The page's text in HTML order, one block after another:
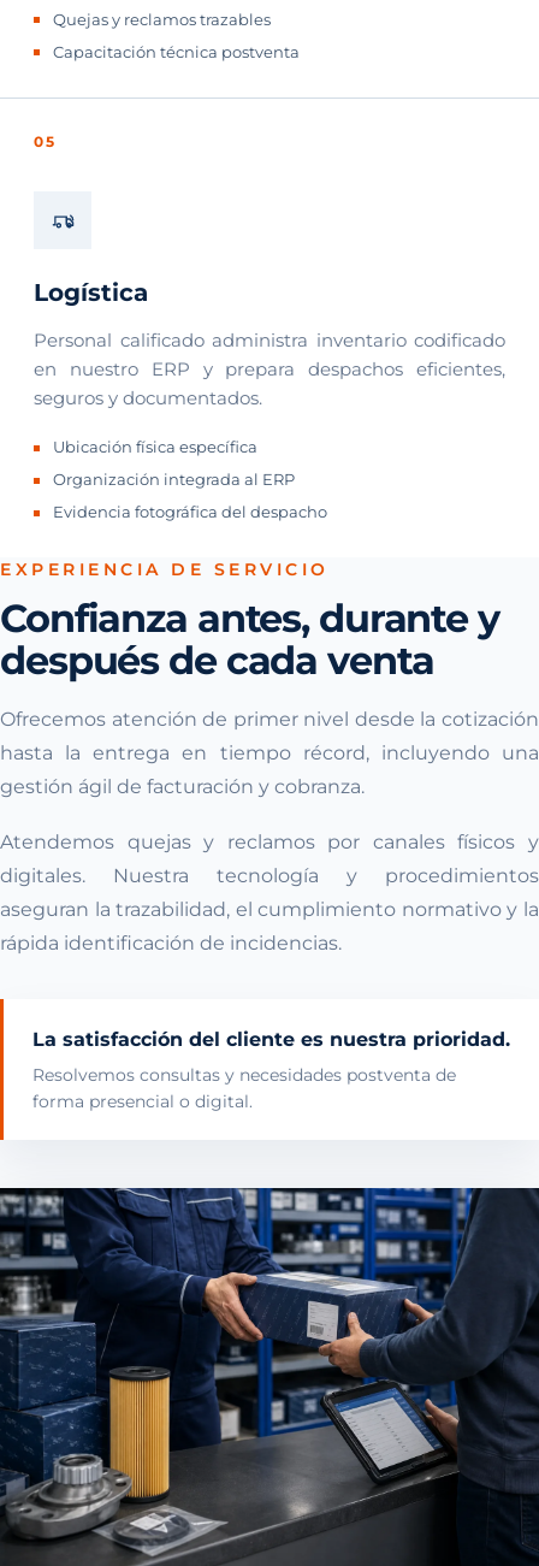
Quejas y reclamos trazables
Capacitación técnica postventa
05
Logística
Personal calificado administra inventario codificado
en nuestro ERP y prepara despachos eficientes,
seguros y documentados.
Ubicación física específica
Organización integrada al ERP
Evidencia fotográfica del despacho
EXPERIENCIA DE SERVICIO
Confianza antes, durante y
después de cada venta
Ofrecemos atención de primer nivel desde la cotización
hasta la entrega en tiempo récord, incluyendo una
gestión ágil de facturación y cobranza.
Atendemos quejas y reclamos por canales físicos y
digitales. Nuestra tecnología y procedimientos
aseguran la trazabilidad, el cumplimiento normativo y la
rápida identificación de incidencias.
La satisfacción del cliente es nuestra prioridad.
Resolvemos consultas y necesidades postventa de
forma presencial o digital.